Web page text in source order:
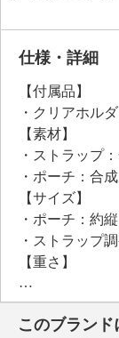
仕様・詳細
【付属品】
・クリアホル
【素材】
・ストラップ
・ポーチ：合
【サイズ】
・ポーチ：約
・ストラップ
【重さ】
・ストラップ：
・ポーチ：約
【個体差あり】
このブランド